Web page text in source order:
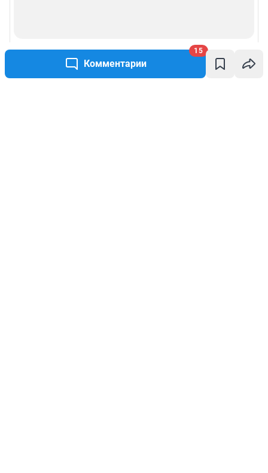
Комментарии
15